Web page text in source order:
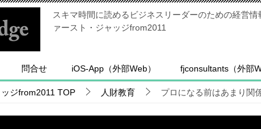
スキマ時間に読めるビジネスリーダーのための経営
ァースト・ジャッジfrom2011
問合せ iOS-App（外部Web） fjconsultants（外部
ジfrom2011 TOP 人財教育 プロになる前はあまり関